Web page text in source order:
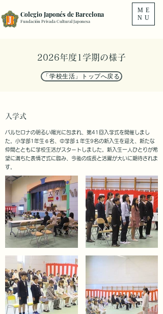
ME
NU
Colegio Japonés de Barcelona
Fundación Privada Cultural Japonesa
2026年度1学期の様子
「学校生活」トップへ戻る
入学式
バルセロナの明るい陽光に包まれ、第41回入学式を開催しまし
た。小学部1年生６名、中学部１年生9名の新入生を迎え、新たな
仲間とともに学校生活がスタートしました。新入生一人ひとりが希
望に満ちた表情で式に臨み、今後の成長と活躍が大いに期待されま
す。